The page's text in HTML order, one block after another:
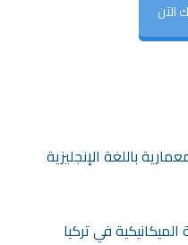
الآن
باللغة الإنجليزية
في تركيا